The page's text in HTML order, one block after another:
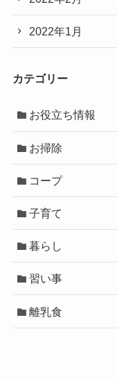
2022年1月
カテゴリー
お役立ち情報
お掃除
コープ
子育て
暮らし
習い事
離乳食